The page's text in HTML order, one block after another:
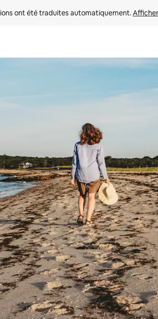
ont été traduites automatiquement.
vers le bas pour les parcourir ou en appuyant